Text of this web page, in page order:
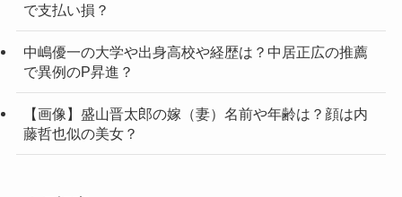
で支払い損？
中嶋優一の大学や出身高校や経歴は？中居正広の推薦
で異例のP昇進？
【画像】盛山晋太郎の嫁（妻）名前や年齢は？顔は内
藤哲也似の美女？